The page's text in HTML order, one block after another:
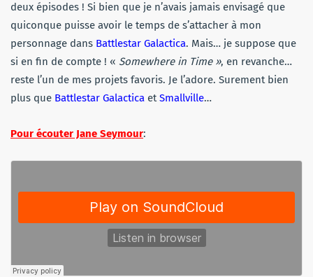
deux épisodes ! Si bien que je n’avais jamais envisagé que
quiconque puisse avoir le temps de s’attacher à mon
personnage dans Battlestar Galactica. Mais… je suppose que
si en fin de compte ! « Somewhere in Time », en revanche…
reste l’un de mes projets favoris. Je l’adore. Surement bien
plus que Battlestar Galactica etSmallville…
Pour écouter Jane Seymour: